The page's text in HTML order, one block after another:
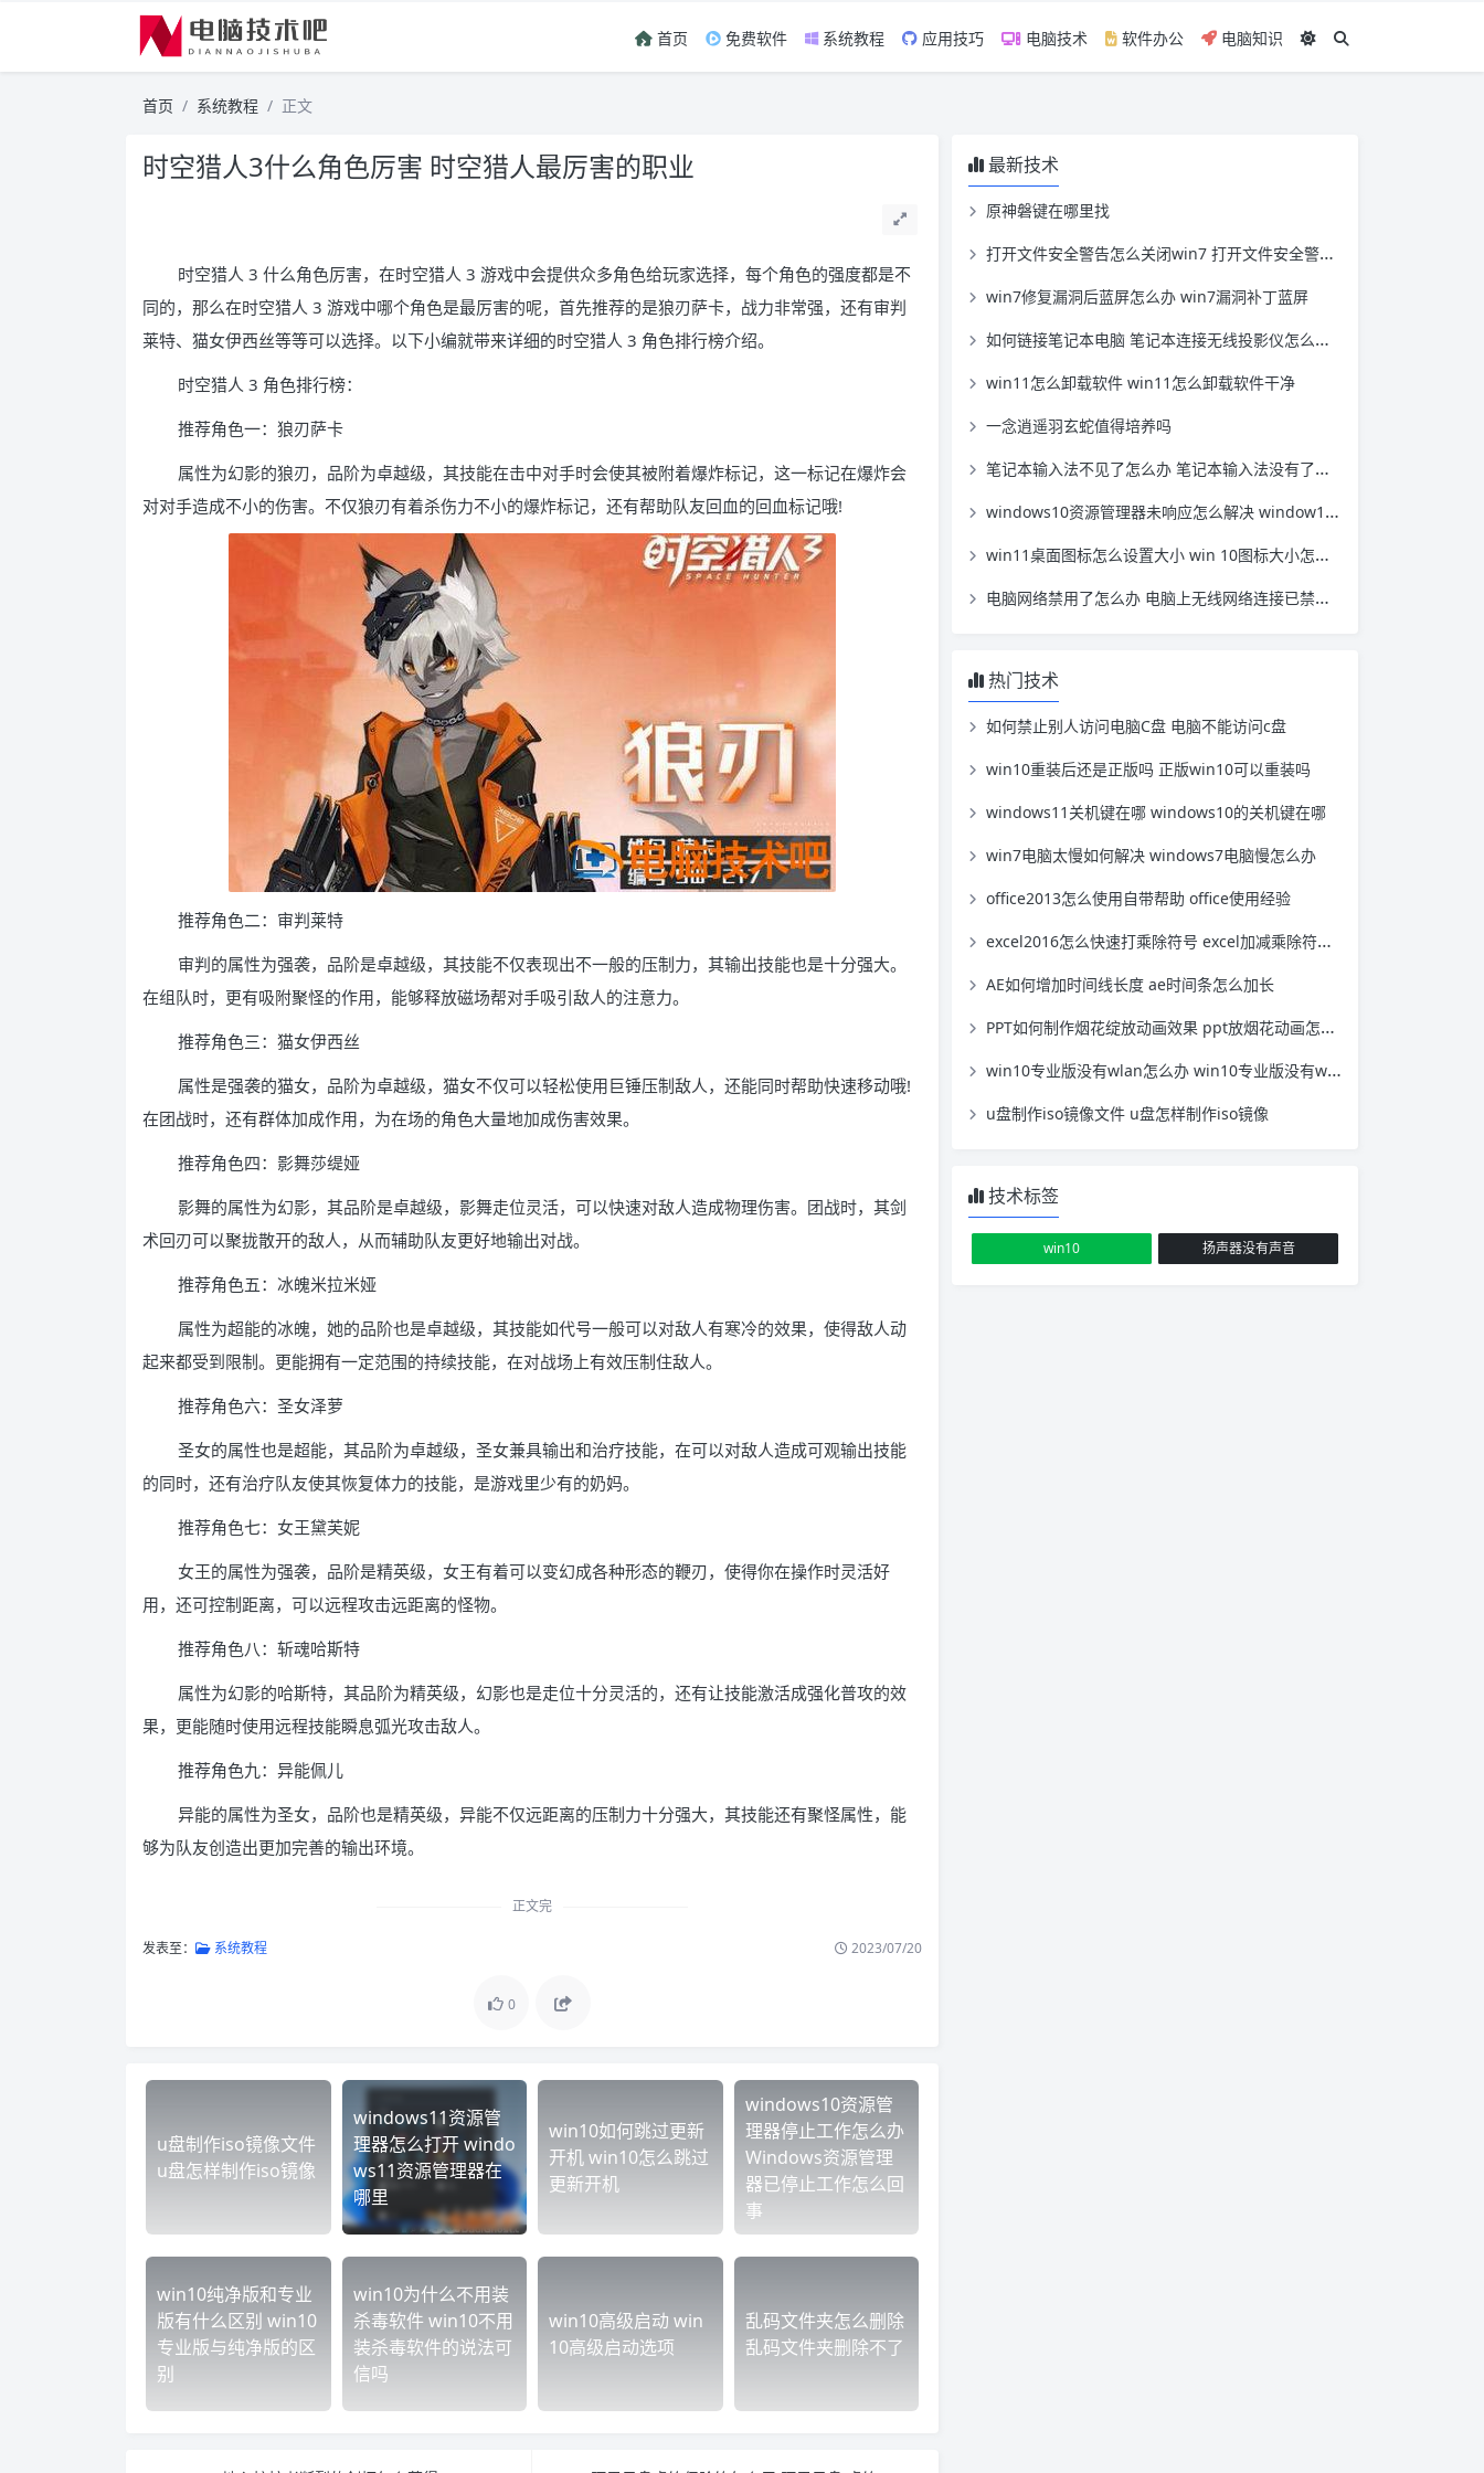
首页 免费软件 系统教程 应用技巧 电脑技术 软件办公 电脑知识
首页 系统教程 正文
时空猎人3什么角色厉害 时空猎人最厉害的职业
时空猎人 3 什么角色厉害，在时空猎人 3 游戏中会提供众多角色给玩家选择，每个角色的强度都是不
同的，那么在时空猎人 3 游戏中哪个角色是最厉害的呢，首先推荐的是狼刃萨卡，战力非常强，还有审判
莱特、猫女伊西丝等等可以选择。以下小编就带来详细的时空猎人 3 角色排行榜介绍。
时空猎人 3 角色排行榜：
推荐角色一：狼刃萨卡
属性为幻影的狼刃，品阶为卓越级，其技能在击中对手时会使其被附着爆炸标记，这一标记在爆炸会
对对手造成不小的伤害。不仅狼刃有着杀伤力不小的爆炸标记，还有帮助队友回血的回血标记哦!
推荐角色二：审判莱特
审判的属性为强袭，品阶是卓越级，其技能不仅表现出不一般的压制力，其输出技能也是十分强大。
在组队时，更有吸附聚怪的作用，能够释放磁场帮对手吸引敌人的注意力。
推荐角色三：猫女伊西丝
属性是强袭的猫女，品阶为卓越级，猫女不仅可以轻松使用巨锤压制敌人，还能同时帮助快速移动哦!
在团战时，还有群体加成作用，为在场的角色大量地加成伤害效果。
推荐角色四：影舞莎缇娅
影舞的属性为幻影，其品阶是卓越级，影舞走位灵活，可以快速对敌人造成物理伤害。团战时，其剑
术回刃可以聚拢散开的敌人，从而辅助队友更好地输出对战。
推荐角色五：冰魄米拉米娅
属性为超能的冰魄，她的品阶也是卓越级，其技能如代号一般可以对敌人有寒冷的效果，使得敌人动
起来都受到限制。更能拥有一定范围的持续技能，在对战场上有效压制住敌人。
推荐角色六：圣女泽萝
圣女的属性也是超能，其品阶为卓越级，圣女兼具输出和治疗技能，在可以对敌人造成可观输出技能
的同时，还有治疗队友使其恢复体力的技能，是游戏里少有的奶妈。
推荐角色七：女王黛芙妮
女王的属性为强袭，品阶是精英级，女王有着可以变幻成各种形态的鞭刃，使得你在操作时灵活好
用，还可控制距离，可以远程攻击远距离的怪物。
推荐角色八：斩魂哈斯特
属性为幻影的哈斯特，其品阶为精英级，幻影也是走位十分灵活的，还有让技能激活成强化普攻的效
果，更能随时使用远程技能瞬息弧光攻击敌人。
推荐角色九：异能佩儿
异能的属性为圣女，品阶也是精英级，异能不仅远距离的压制力十分强大，其技能还有聚怪属性，能
够为队友创造出更加完善的输出环境。
正文完
发表至： 系统教程 2023/07/20
0
u盘制作iso镜像文件
u盘怎样制作iso镜像
windows11资源管
理器怎么打开 windo
ws11资源管理器在
哪里
win10如何跳过更新
开机 win10怎么跳过
更新开机
windows10资源管
理器停止工作怎么办
Windows资源管理
器已停止工作怎么回
事
win10纯净版和专业
版有什么区别 win10
专业版与纯净版的区
别
win10为什么不用装
杀毒软件 win10不用
装杀毒软件的说法可
信吗
win10高级启动 win
10高级启动选项
乱码文件夹怎么删除
乱码文件夹删除不了
最新技术
原神磐键在哪里找
打开文件安全警告怎么关闭win7 打开文件安全警告怎么关闭win11
win7修复漏洞后蓝屏怎么办 win7漏洞补丁蓝屏
如何链接笔记本电脑 笔记本连接无线投影仪怎么连接
win11怎么卸载软件 win11怎么卸载软件干净
一念逍遥羽玄蛇值得培养吗
笔记本输入法不见了怎么办 笔记本输入法没有了怎么办
windows10资源管理器未响应怎么解决 window10资源管理器无响应
win11桌面图标怎么设置大小 win 10图标大小怎么设置
电脑网络禁用了怎么办 电脑上无线网络连接已禁用怎么办
热门技术
如何禁止别人访问电脑C盘 电脑不能访问c盘
win10重装后还是正版吗 正版win10可以重装吗
windows11关机键在哪 windows10的关机键在哪
win7电脑太慢如何解决 windows7电脑慢怎么办
office2013怎么使用自带帮助 office使用经验
excel2016怎么快速打乘除符号 excel加减乘除符号怎么打出来
AE如何增加时间线长度 ae时间条怎么加长
PPT如何制作烟花绽放动画效果 ppt放烟花动画怎么制作
win10专业版没有wlan怎么办 win10专业版没有wlan选项
u盘制作iso镜像文件 u盘怎样制作iso镜像
技术标签
win10 扬声器没有声音